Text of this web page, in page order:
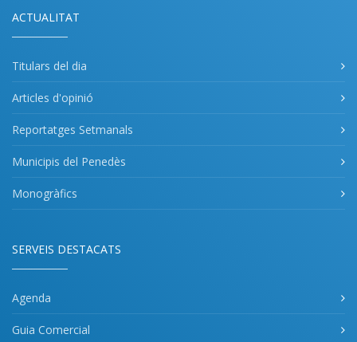
ACTUALITAT
Titulars del dia
Articles d'opinió
Reportatges Setmanals
Municipis del Penedès
Monogràfics
SERVEIS DESTACATS
Agenda
Guia Comercial